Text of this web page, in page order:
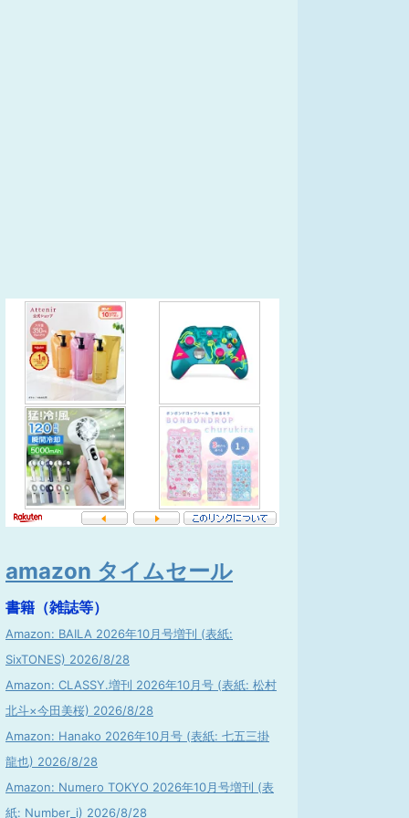
amazon タイムセール
書籍（雑誌等）
Amazon: BAILA 2026年10月号増刊 (表紙:
SixTONES) 2026/8/28
Amazon: CLASSY.増刊 2026年10月号 (表紙: 松村
北斗×今田美桜) 2026/8/28
Amazon: Hanako 2026年10月号 (表紙: 七五三掛
龍也) 2026/8/28
Amazon: Numero TOKYO 2026年10月号増刊 (表
紙: Number_i) 2026/8/28